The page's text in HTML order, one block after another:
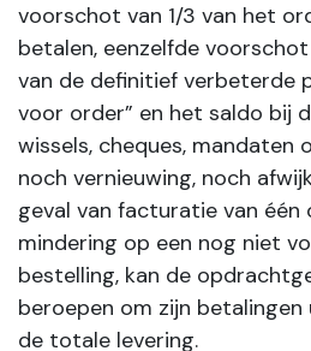
voorschot van 1/3 van het
betalen, eenzelfde
van de definitief verbeterde
voor order” en het saldo bij
wissels, cheques, mandaten
noch vernieuwing, noch
geval van facturatie van één
mindering op een nog niet
bestelling, kan de
beroepen om zijn
de totale levering.